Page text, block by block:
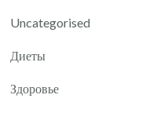
Uncategorised
Диеты
Здоровье